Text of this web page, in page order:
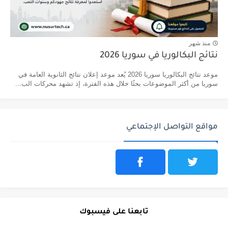
منذ شهر
نتائج البكالوريا في سوريا 2026
موعد نتائج البكالوريا سوريا 2026 يُعد موعد إعلان نتائج الثانوية العامة في
سوريا من أكثر الموضوعات بحثًا خلال هذه الفترة، إذ تشهد محركات الب...
مواقع التواصل الإجتماعي
تابعنا على فيسبوك